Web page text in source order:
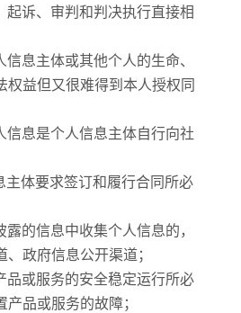
起诉、审判和判决执行直接相
信息主体或其他个人的生命、
权益但又很难得到本人授权同
信息是个人信息主体自行向社
主体要求签订和履行合同所必
露的信息中收集个人信息的，
政府信息公开渠道；
品或服务的安全稳定运行所必
品或服务的故障；